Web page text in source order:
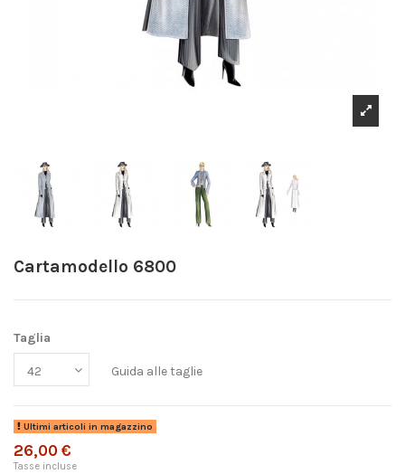
Cartamodello 6800
Taglia
Guida alle taglie
Ultimi articoli in magazzino
26,00 €
Tasse incluse